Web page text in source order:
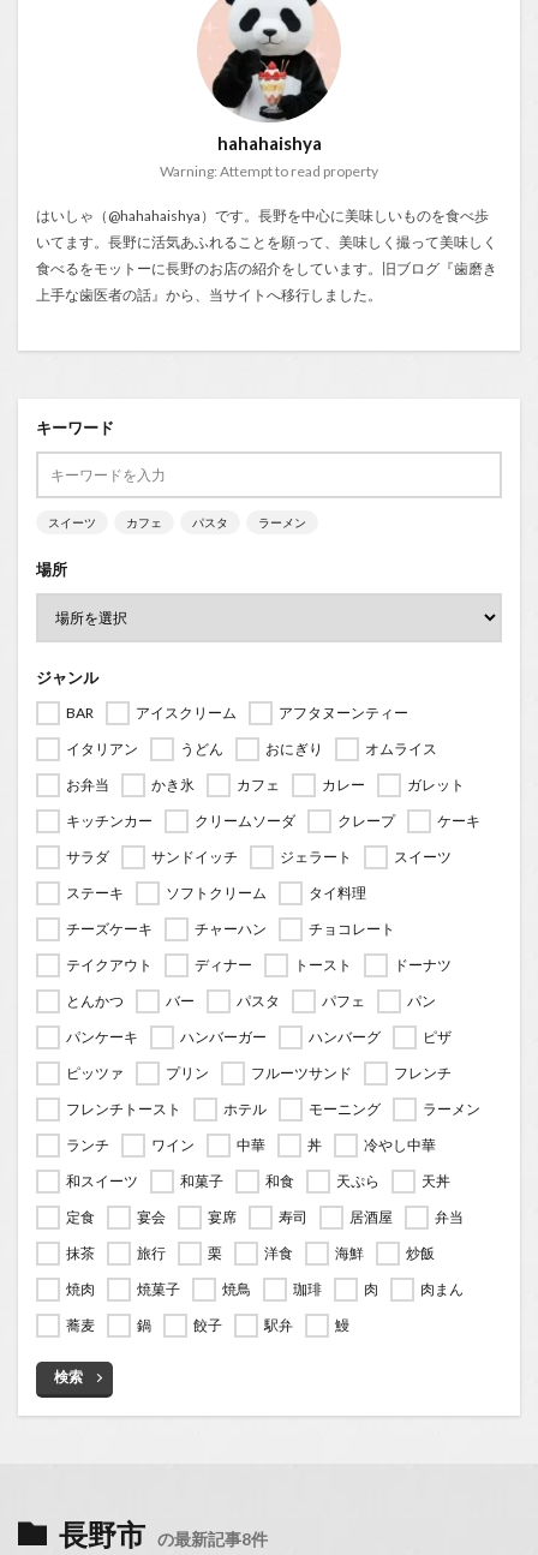
hahahaishya
Warning: Attempt to read property
はいしゃ（@hahahaishya）です。長野を中心に美味しいものを食べ歩
いてます。長野に活気あふれることを願って、美味しく撮って美味しく
食べるをモットーに長野のお店の紹介をしています。旧ブログ『歯磨き
上手な歯医者の話』から、当サイトへ移行しました。
キーワード
スイーツ カフェ パスタ ラーメン
場所
ジャンル
BAR アイスクリーム
アフタヌーンティー
イタリアン
うどん おにぎり
オムライス
お弁当
かき氷 カフェ カレー
ガレット
キッチンカー
クリームソーダ クレープ
ケーキ
サラダ
サンドイッチ ジェラート
スイーツ
ステーキ
ソフトクリーム
タイ料理
チーズケーキ
チャーハン
チョコレート
テイクアウト
ディナー トースト
ドーナツ
とんかつ
バー パスタ パフェ
パン
パンケーキ
ハンバーガー ハンバーグ
ピザ
ピッツァ
プリン フルーツサンド
フレンチ
フレンチトースト
ホテル モーニング
ラーメン
ランチ
ワイン 中華 丼
冷やし中華
和スイーツ
和菓子 和食 天ぷら
天丼
定食
宴会 宴席 寿司 居酒屋
弁当
抹茶
旅行 栗 洋食 海鮮
炒飯
焼肉
焼菓子 焼鳥 珈琲 肉
肉まん
蕎麦
鍋 餃子 駅弁 鰻
検索
長野市 の最新記事8件